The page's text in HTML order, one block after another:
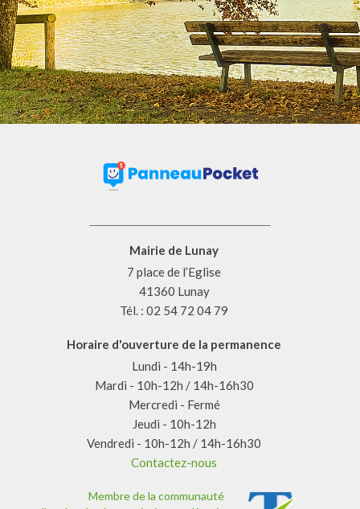
Mairie de Lunay
7 place de l’Eglise
41360 Lunay
Tél. : 02 54 72 04 79
Horaire d'ouverture de la permanence
Lundi - 14h-19h
Mardi - 10h-12h / 14h-16h30
Mercredi - Fermé
Jeudi - 10h-12h
Vendredi - 10h-12h / 14h-16h30
Contactez-nous
Membre de la communauté